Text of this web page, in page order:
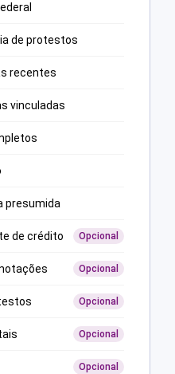
de protestos
recentes
vinculadas
presumida
de crédito Opcional
Opcional
Opcional
Opcional
Opcional